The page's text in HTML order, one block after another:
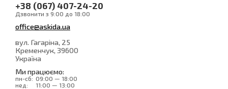
+38 (067) 407-24-20
Дзвонити з 9:00 до 18:00
office@askida.ua
вул. Гагаріна, 25
Кременчук, 39600
Україна
Ми працюємо:
пн-сб: 09:00 — 18:00
нед:
11:00 — 13:00